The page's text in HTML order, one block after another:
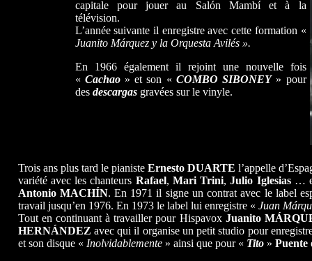
capitale pour jouer au Salón Mambí et à la
télévision.
L’année suivante il enregistre avec cette formation «
Juanito Márquez y la Orquesta Avilés ».
En 1966 également il rejoint une nouvelle fois
« Cachao» et son « COMBO SIBONEY» pour
des descargasgravées sur le vinyle.
Trois ans plus tard le pianiste Ernesto DUARTE l’appelle
variété avec les chanteurs Rafael, Mari Trini,Julio Iglesias… et
Antonio MACHÍN. En 1971 il signe un contrat avec le label
travail jusqu’en 1976. En 1973 le label lui enregistre « Juan
Tout en continuant à travailler pour Hispavox Juanito
HERNÁNDEZ avec qui il organise un petit studio pour
et son disque « Inolvidablemente» ainsi que pour « Tito» Puente